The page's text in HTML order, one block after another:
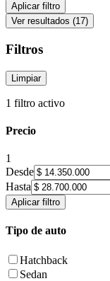
Aplicar filtro
Ver resultados (17)
Filtros
Limpiar
1 filtro activo
Precio
1
Desde
Hasta
Aplicar filtro
Tipo de auto
Hatchback
Sedan